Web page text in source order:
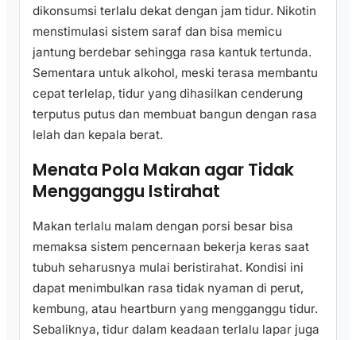
dikonsumsi terlalu dekat dengan jam tidur. Nikotin
menstimulasi sistem saraf dan bisa memicu
jantung berdebar sehingga rasa kantuk tertunda.
Sementara untuk alkohol, meski terasa membantu
cepat terlelap, tidur yang dihasilkan cenderung
terputus putus dan membuat bangun dengan rasa
lelah dan kepala berat.
Menata Pola Makan agar Tidak
Mengganggu Istirahat
Makan terlalu malam dengan porsi besar bisa
memaksa sistem pencernaan bekerja keras saat
tubuh seharusnya mulai beristirahat. Kondisi ini
dapat menimbulkan rasa tidak nyaman di perut,
kembung, atau heartburn yang mengganggu tidur.
Sebaliknya, tidur dalam keadaan terlalu lapar juga